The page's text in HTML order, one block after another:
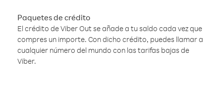
Paquetes de crédito
El crédito de Viber Out se añade a tu saldo cada vez que
compres un importe. Con dicho crédito, puedes llamar a
cualquier número del mundo con las tarifas bajas de
Viber.